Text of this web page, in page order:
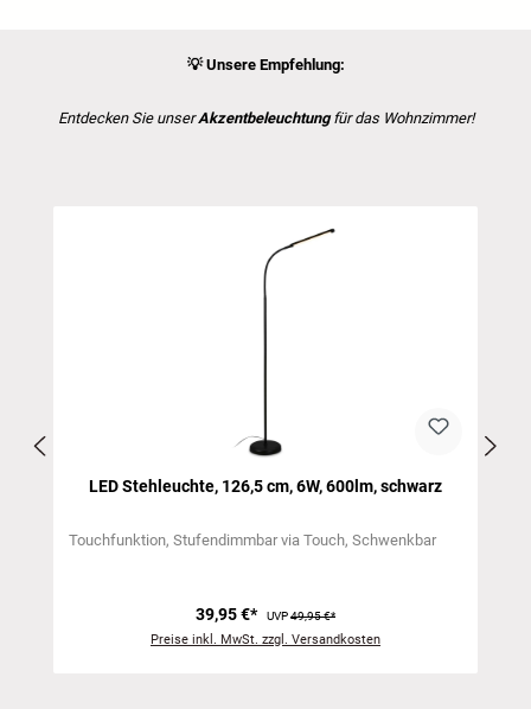
💡Unsere Empfehlung:
Entdecken Sie unserAkzentbeleuchtungfür das Wohnzimmer!
LED Stehleuchte, 126,5 cm, 6W, 600lm, schwarz
Touchfunktion Stufendimmbar via Touch Schwenkbar
39,95 €* UVP49,95 €*
Preise inkl. MwSt. zzgl. Versandkosten